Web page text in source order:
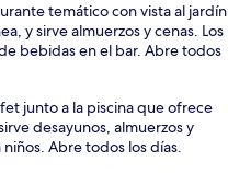
temático con vista al jardín
y sirve almuerzos y cenas. Los
bebidas en el bar. Abre todos
junto a la piscina que ofrece
desayunos, almuerzos y
Abre todos los días.